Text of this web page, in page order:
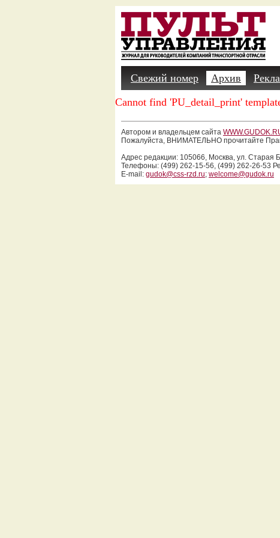
Свежий номер Архив
Cannot find 'PU_detail_print'
Автором и владельцем сайта
Пожалуйста, ВНИМАТЕЛЬНО прочитайте
Адрес редакции: 105066, Москва, ул. Старая
Телефоны: (499) 262-15-56, (499) 262-26-53
E-mail: gudok@css-rzd.ru; welcome@gudok.ru